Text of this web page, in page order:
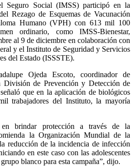
Seguro Social (IMSS) participó en la
Rezago de Esquemas de Vacunación
Humano (VPH) con 613 mil 100
ordinario, como IMSS-Bienestar,
al 9 de diciembre en colaboración con
y el Instituto de Seguridad y Servicios
del Estado (ISSSTE).
Ojeda Escoto, coordinador de
División de Prevención y Detección de
que en la aplicación de biológicos
trabajadores del Instituto, la mayoría
en brindar protección a través de la
la Organización Mundial de la
reducción de la incidencia de infección
en este caso con las adolescentes
blanco para esta campaña”, dijo.